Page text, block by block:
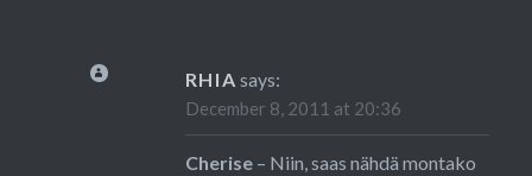
RHIA says:
December 8, 2011 at 20:36
Cherise– Niin, saas nähdä montako